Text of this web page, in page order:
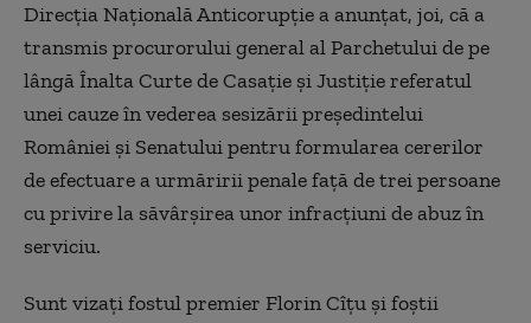
Direcţia Naţională Anticorupţie a anunţat, joi, că a
transmis procurorului general al Parchetului de pe
lângă Înalta Curte de Casaţie şi Justiţie referatul
unei cauze în vederea sesizării preşedintelui
României şi Senatului pentru formularea cererilor
de efectuare a urmăririi penale faţă de trei persoane
cu privire la săvârşirea unor infracţiuni de abuz în
serviciu.
Sunt vizaţi fostul premier Florin Cîţu şi foştii